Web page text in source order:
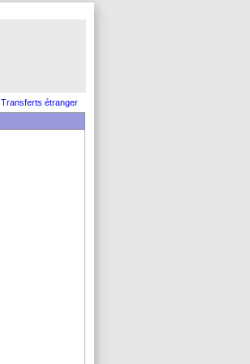
Transferts étranger